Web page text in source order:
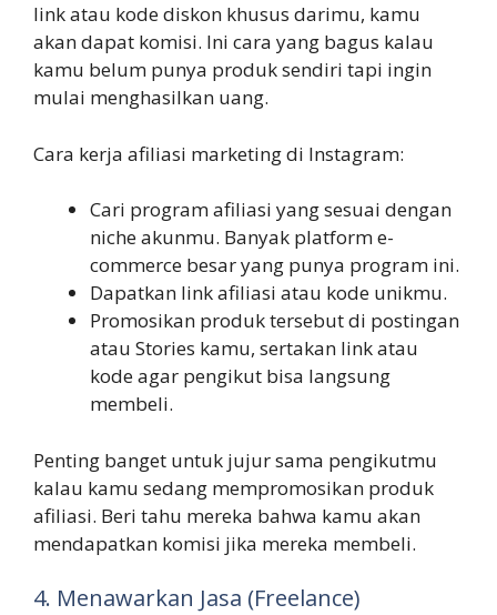
link atau kode diskon khusus darimu, kamu
akan dapat komisi. Ini cara yang bagus kalau
kamu belum punya produk sendiri tapi ingin
mulai menghasilkan uang.
Cara kerja afiliasi marketing di Instagram:
Cari program afiliasi yang sesuai dengan
niche akunmu. Banyak platform e-
commerce besar yang punya program ini.
Dapatkan link afiliasi atau kode unikmu.
Promosikan produk tersebut di postingan
atau Stories kamu, sertakan link atau
kode agar pengikut bisa langsung
membeli.
Penting banget untuk jujur sama pengikutmu
kalau kamu sedang mempromosikan produk
afiliasi. Beri tahu mereka bahwa kamu akan
mendapatkan komisi jika mereka membeli.
4. Menawarkan Jasa (Freelance)